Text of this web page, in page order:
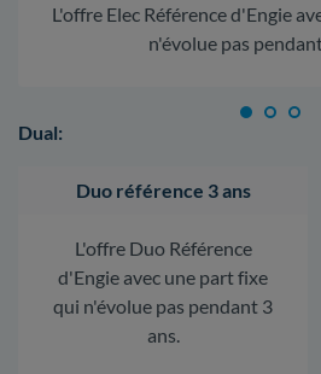
L'offre Elec Référence d'Engie
n'évolue pas
Dual:
Duo référence 3 ans
L'offre Duo Référence
d'Engie avec une part fixe
qui n'évolue pas pendant 3
ans.